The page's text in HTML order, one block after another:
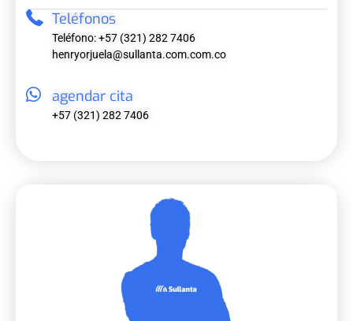
Teléfonos
Teléfono: +57 (321) 282 7406
henryorjuela@sullanta.com.com.co
agendar cita
+57 (321) 282 7406